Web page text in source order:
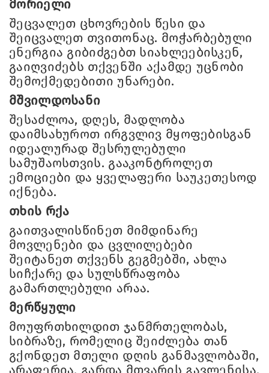
მორიელი
შეცვალეთ ცხოვრების წესი და
შეიცვალეთ თვითონაც. მოჭარბებული
ენერგია გიბიძგებთ სიახლეებისკენ,
გაიღვიძებს თქვენში აქამდე უცნობი
შემოქმედებითი უნარები.
მშვილდოსანი
შესაძლოა, დღეს, მადლობა
დაიმსახუროთ ირგვლივ მყოფებისგან
იდეალურად შესრულებული
სამუშაოსთვის. გააკონტროლეთ
ემოციები და ყველაფერი საუკეთესოდ
იქნება.
თხის რქა
გაითვალისწინეთ მიმდინარე
მოვლენები და ცვლილებები
შეიტანეთ თქვენს გეგმებში, ახლა
სიჩქარე და სულსწრაფობა
გამართლებული არაა.
მერწყული
მოუფრთხილდით ჯანმრთელობას,
სიბრაზე, რომელიც შეიძლება თან
გქონდეთ მთელი დღის განმავლობაში,